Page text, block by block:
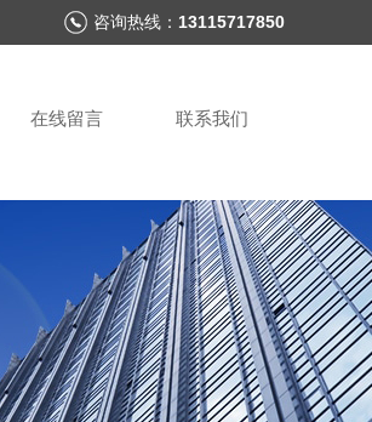
咨询热线： 13115717850
在线留言 联系我们